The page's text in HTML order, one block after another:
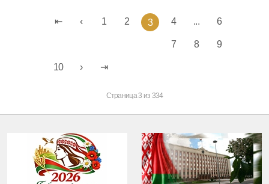
1 2 3 4 ... 6
7 8 9
10
Страница 3 из 334